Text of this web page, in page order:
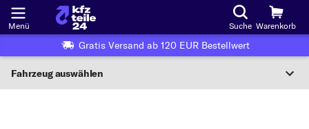
Menü Suche Warenkorb
Gratis Versand ab 120 EUR Bestellwert
Fahrzeug auswählen